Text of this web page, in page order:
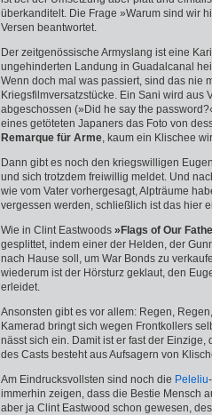
überkanditelt. Die Frage »Warum sind wir
Versen beantwortet.
Der zeitgenössische Armyslang ist eine
ungehinderten Landung in Guadalcanal
Wenn doch mal was passiert, sind das nie
Kriegsfilmversatzstücke. Ein Sani wird aus
abgeschossen (»Did he say the
eines getöteten Japaners das Foto von
Remarque für Arme, kaum ein Klischee
Dann gibt es noch den kriegswilligen
und sich trotzdem freiwillig meldet. Und
wie vom Vater vorhergesagt, Alpträume
vergessen werden, schließlich ist das hier
Wie in Clint Eastwoods »Flags of Our
gesplittet, indem einer der Helden, der
nach Hause soll, um War Bonds zu
wiederum ist der Hörsturz geklaut, den
erleidet.
Ansonsten gibt es vor allem: Regen,
Kamerad bringt sich wegen Frontkollers
nässt sich ein. Damit ist er fast der
des Casts besteht aus Aufsagern von
Am Eindrucksvollsten sind noch die Peleliu
immerhin zeigen, dass die Bestie Mensch
aber ja Clint Eastwood schon gewesen,